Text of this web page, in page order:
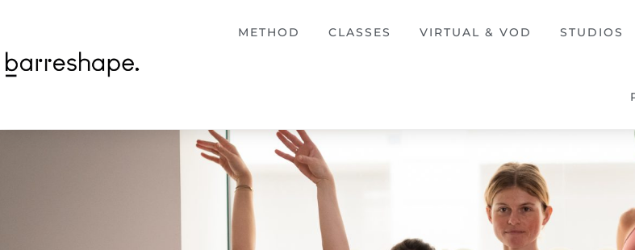
METHOD CLASSES VIRTUAL & VOD STUDIOS